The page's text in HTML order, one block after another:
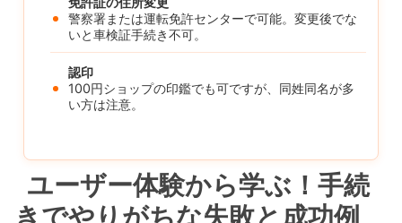
警察署または運転免許センターで可能。変更後でな
いと車検証手続き不可。
認印
100円ショップの印鑑でも可ですが、同姓同名が多
い方は注意。
ユーザー体験から学ぶ！手続
きでやりがちな失敗と成功例